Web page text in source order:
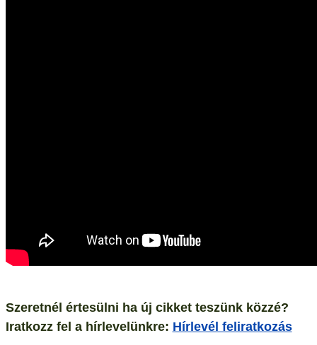
Szeretnél értesülni ha új cikket teszünk közzé?
Iratkozz fel a hírlevelünkre: Hírlevél feliratkozás